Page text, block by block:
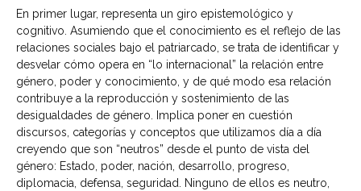
En primer lugar, representa un giro epistemológico y
cognitivo. Asumiendo que el conocimiento es el reflejo de las
relaciones sociales bajo el patriarcado, se trata de identificar y
desvelar cómo opera en “lo internacional” la relación entre
género, poder y conocimiento, y de qué modo esa relación
contribuye a la reproducción y sostenimiento de las
desigualdades de género. Implica poner en cuestión
discursos, categorías y conceptos que utilizamos día a día
creyendo que son “neutros” desde el punto de vista del
género: Estado, poder, nación, desarrollo, progreso,
diplomacia, defensa, seguridad. Ninguno de ellos es neutro,